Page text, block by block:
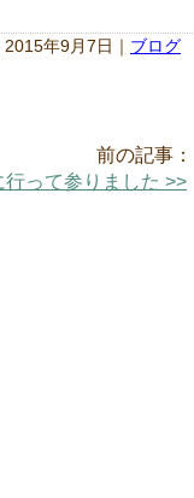
2015年9月7日｜ ブログ
前の記事：
って参りました >>